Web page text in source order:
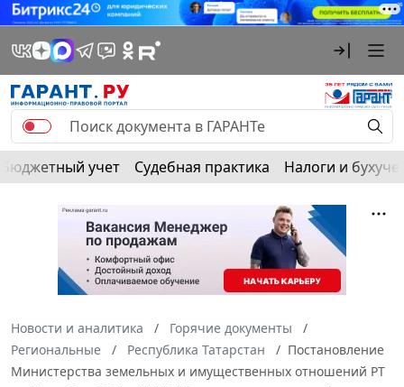
Бюджетный учет Судебная практика Налоги и
Новости и аналитика
Горячие документы
Региональные
Республика Татарстан
Постановление
Министерства земельных и имущественных отношений РТ